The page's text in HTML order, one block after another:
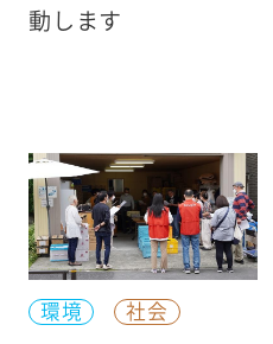
動します
環境
社会